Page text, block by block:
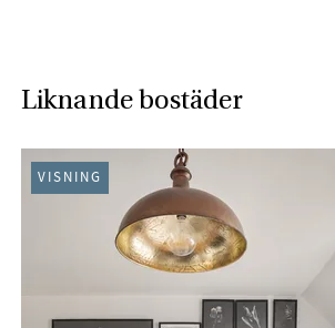
Liknande bostäder
VISNING